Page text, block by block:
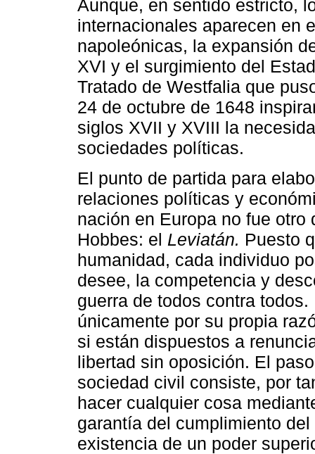
Aunque, en sentido estricto,
internacionales aparecen en
napoleónicas, la expansión
XVI y el surgimiento del
Tratado de Westfalia que
24 de octubre de 1648
siglos XVII y XVIII la
sociedades políticas.
El punto de partida para
relaciones políticas y
nación en Europa no fue
Hobbes: el Leviatán. Puesto
humanidad, cada individuo
desee, la competencia y
guerra de todos contra
únicamente por su propia
si están dispuestos a
libertad sin oposición. El
sociedad civil consiste, por
hacer cualquier cosa
garantía del cumplimiento
existencia de un poder